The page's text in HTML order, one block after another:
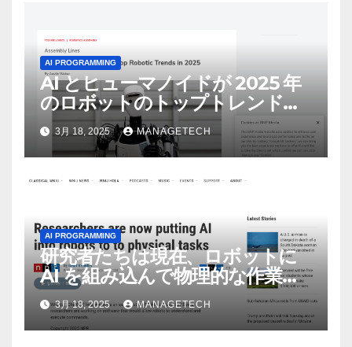
AI PROGRAMMING
AI とヒューマノイドが 2025 年
のロボットのトップトレンドに |
ASSEMBLY
3月 18, 2025 MANAGETECH
AI PROGRAMMING
研究者たちは現在、ロボットに
AI を組み込んで物理的な作業を
実行させている | ノーザン パブ
リック ラジオ: WNIJ および
WNIU
3月 18, 2025 MANAGETECH